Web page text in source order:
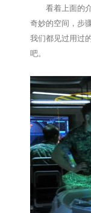
看着上面的介
奇妙的空间，步
我们都见过用过
吧。